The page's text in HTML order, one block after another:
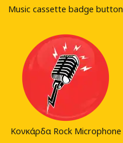
Music cassette badge button
Κονκάρδα Rock Microphone